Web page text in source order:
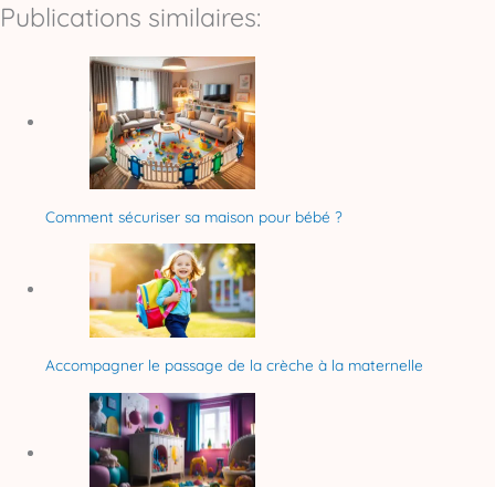
Publications similaires:
Comment sécuriser sa maison pour bébé ?
Accompagner le passage de la crèche à la maternelle